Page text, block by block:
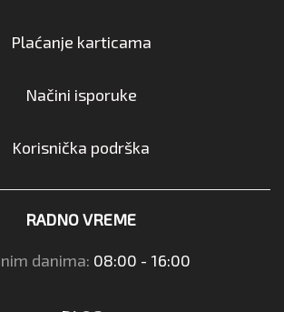
Plaćanje karticama
Načini isporuke
Korisnička podrška
RADNO VREME
danima: 08:00 - 16:00